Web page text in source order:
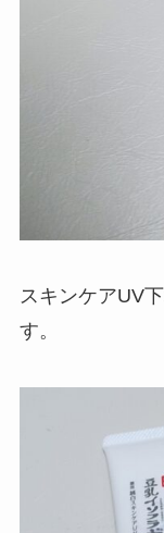
スキンケアUV
す。